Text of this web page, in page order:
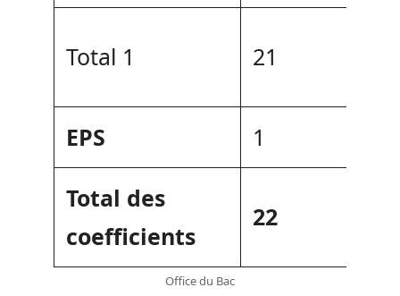
Total 1 21
EPS
1
Total des
coefficients
22
Office du Bac